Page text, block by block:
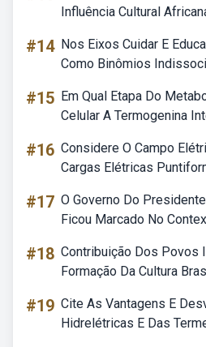
Influência Cultural
#14 Nos Eixos Cuidar E
Como Binômios
#15 Em Qual Etapa Do
Celular A Termogenina
#16 Considere O Campo
Cargas Elétricas
#17 O Governo Do
Ficou Marcado No
#18 Contribuição Dos Povos
Formação Da Cultura
#19 Cite As Vantagens E
Hidrelétricas E Das